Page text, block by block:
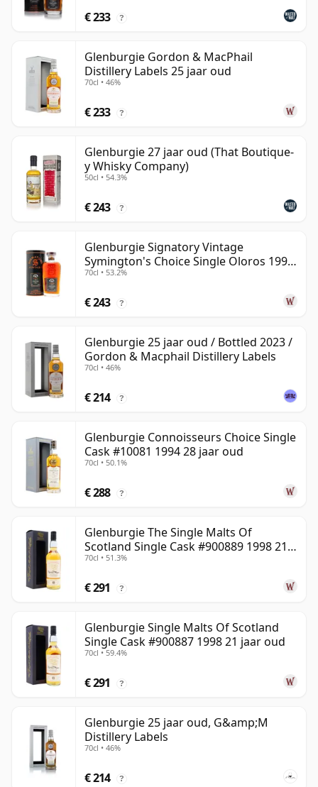
€ 233 ?
Glenburgie Gordon & MacPhail
Distillery Labels 25 jaar oud
70cl • 46%
€ 233 ?
Glenburgie 27 jaar oud (That Boutique-
y Whisky Company)
50cl • 54.3%
€ 243 ?
Glenburgie Signatory Vintage
Symington's Choice Single Oloros 1995
30 jaar oud
70cl • 53.2%
€ 243 ?
Glenburgie 25 jaar oud / Bottled 2023 /
Gordon & Macphail Distillery Labels
70cl • 46%
€ 214 ?
Glenburgie Connoisseurs Choice Single
Cask #10081 1994 28 jaar oud
70cl • 50.1%
€ 288 ?
Glenburgie The Single Malts Of
Scotland Single Cask #900889 1998 21
jaar oud
70cl • 51.3%
€ 291 ?
Glenburgie Single Malts Of Scotland
Single Cask #900887 1998 21 jaar oud
70cl • 59.4%
€ 291 ?
Glenburgie 25 jaar oud, G&amp;M
Distillery Labels
70cl • 46%
€ 214 ?